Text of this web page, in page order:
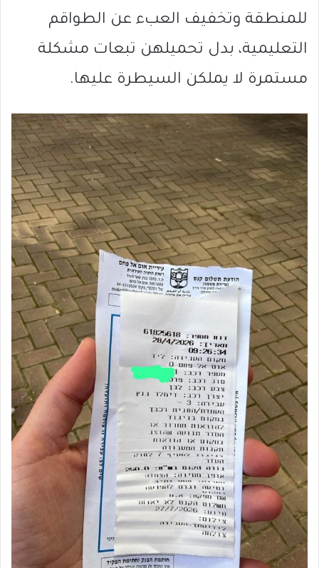
للمنطقة وتخفيف العبء عن الطواقم
التعليمية، بدل تحميلهن تبعات مشكلة
مستمرة لا يملكن السيطرة عليها.